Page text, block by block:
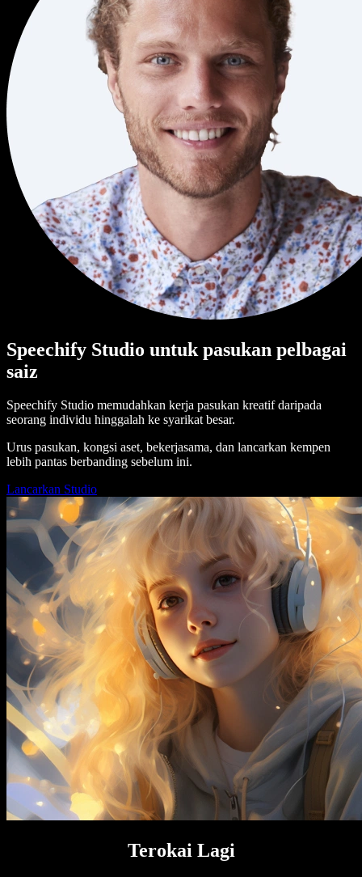
Speechify Studio untuk pasukan pelbagai
saiz
Speechify Studio memudahkan kerja pasukan kreatif daripada
seorang individu hinggalah ke syarikat besar.
Urus pasukan, kongsi aset, bekerjasama, dan lancarkan kempen
lebih pantas berbanding sebelum ini.
Lancarkan Studio
Terokai Lagi